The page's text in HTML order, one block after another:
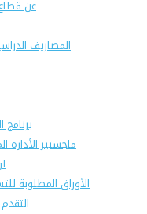
عن قطاع
المصاريف
ماجستير الأدارة
(الأوراق المطلوبة